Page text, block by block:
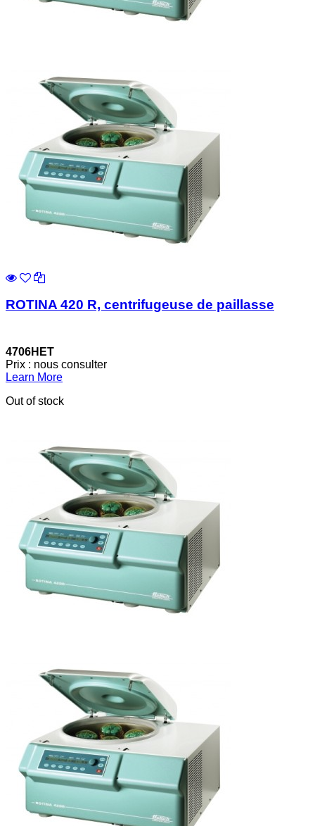
ROTINA 420 R, centrifugeuse de paillasse
4706HET
Prix : nous consulter
Learn More
Out of stock